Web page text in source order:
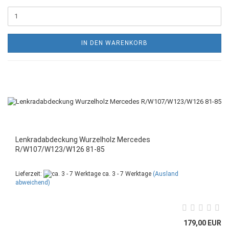
IN DEN WARENKORB
Lenkradabdeckung Wurzelholz Mercedes
R/W107/W123/W126 81-85
Lieferzeit: ca. 3 - 7 Werktage (Ausland
abweichend)
179,00 EUR